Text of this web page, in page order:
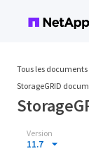
Tous les documents
StorageGRID
Version
11.7